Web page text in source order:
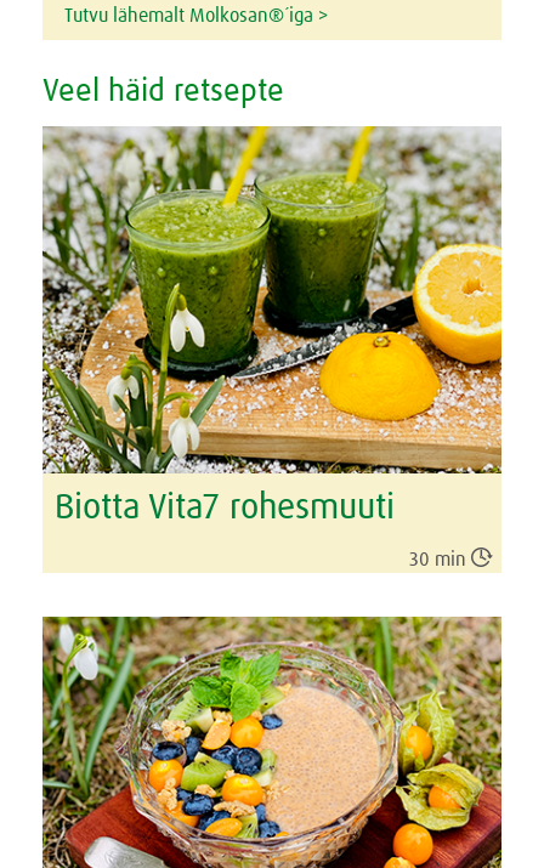
Tutvu lähemalt Molkosan®´iga >
Veel häid retsepte
Biotta Vita7 rohesmuuti
30 min 